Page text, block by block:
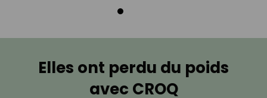
Elles ont perdu du poids
avec CROQ